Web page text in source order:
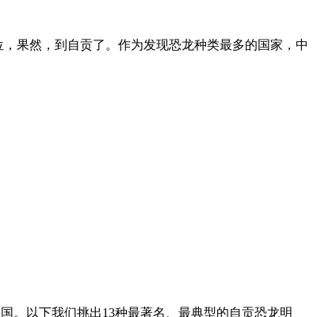
果然，到自贡了。作为发现恐龙种类最多的国家，中
。以下我们挑出13种最著名、最典型的自贡恐龙明